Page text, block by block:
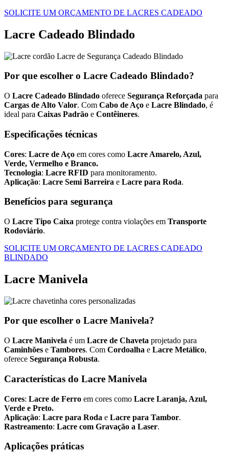
SOLICITE UM ORÇAMENTO DE LACRES CADEADO
Lacre Cadeado Blindado
Por que escolher o Lacre Cadeado Blindado?
O Lacre Cadeado Blindado oferece Segurança Reforçada para
Cargas de Alto Valor. Com Cabo de Aço e Lacre Blindado, é
ideal para Caixas Padrão e Contêineres.
Especificações técnicas
Cores: Lacre de Aço em cores como Lacre Amarelo, Azul,
Verde, Vermelho e Branco.
Tecnologia: Lacre RFID para monitoramento.
Aplicação: Lacre Semi Barreira e Lacre para Roda.
Benefícios para segurança
O Lacre Tipo Caixa protege contra violações em Transporte
Rodoviário.
SOLICITE UM ORÇAMENTO DE LACRES CADEADO
BLINDADO
Lacre Manivela
Por que escolher o Lacre Manivela?
O Lacre Manivela é um Lacre de Chaveta projetado para
Caminhões e Tambores. Com Cordoalha e Lacre Metálico,
oferece Segurança Robusta.
Características do Lacre Manivela
Cores: Lacre de Ferro em cores como Lacre Laranja, Azul,
Verde e Preto.
Aplicação: Lacre para Roda e Lacre para Tambor.
Rastreamento: Lacre com Gravação a Laser.
Aplicações práticas